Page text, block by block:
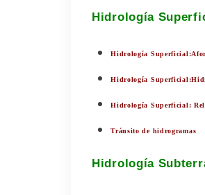
Hidrología
Hidrología
Hidrología
Hidrología Superficial:
Tránsito de hidrogramas
Hidrología